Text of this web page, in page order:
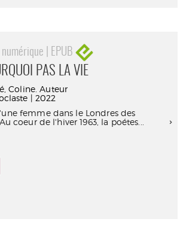
numérique | EPUB
PAS LA VIE
Coline. Auteur
| 2022
femme dans le Londres des
coeur de l'hiver 1963, la poétes...